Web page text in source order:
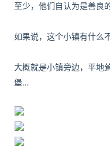
至少，他们自认为是善良
如果说，这个小镇有什么
大概就是小镇旁边，平地
堡…